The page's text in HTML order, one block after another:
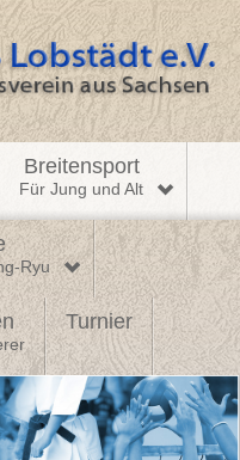
Breitensport
Für Jung und Alt
Ryu
Turnier